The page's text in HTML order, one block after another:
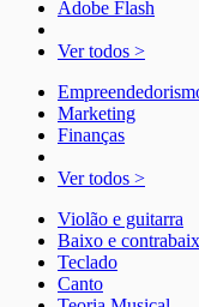
Adobe Flash
Ver todos >
Marketing
Finanças
Ver todos >
Violão e guitarra
Baixo e
Teclado
Canto